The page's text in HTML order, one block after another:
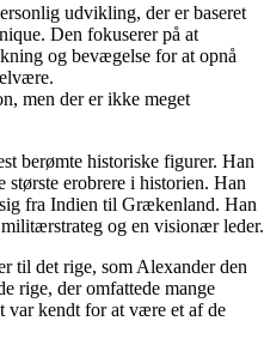
udvikling, der er baseret
Den fokuserer på at
og bevægelse for at opnå
men der er ikke meget
berømte historiske figurer. Han
største erobrere i historien. Han
fra Indien til Grækenland. Han
og en visionær leder.
til det rige, som Alexander den
rige, der omfattede mange
var kendt for at være et af de